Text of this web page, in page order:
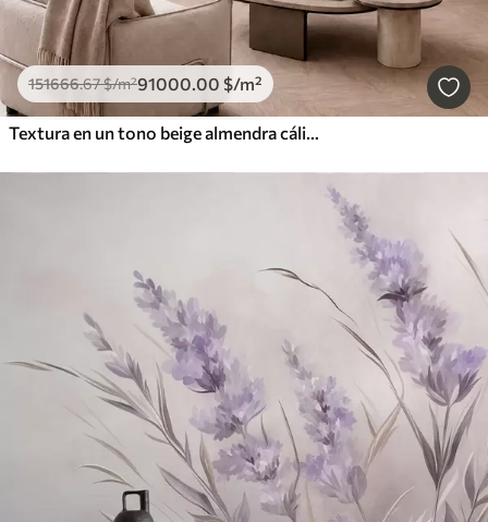
151666.67$/m²91000.00 $/m²
Textura en un tono beige almendra cálido con suaves transiciones tonales naturales